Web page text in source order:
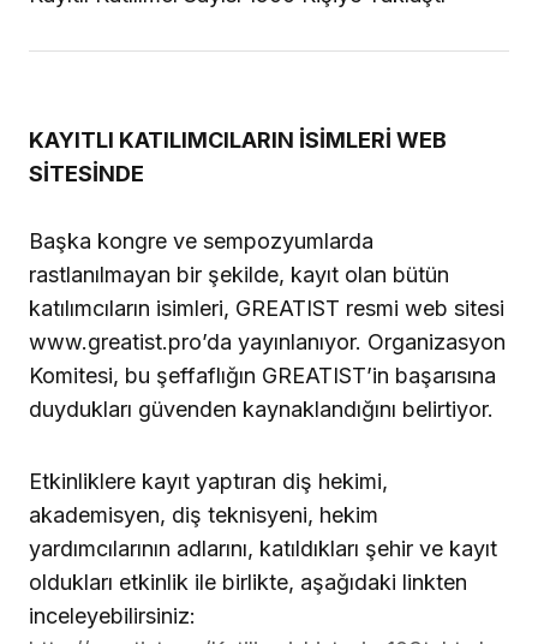
KAYITLI KATILIMCILARIN İSİMLERİ WEB
SİTESİNDE
Başka kongre ve sempozyumlarda
rastlanılmayan bir şekilde, kayıt olan bütün
katılımcıların isimleri, GREATIST resmi web sitesi
www.greatist.pro’da yayınlanıyor. Organizasyon
Komitesi, bu şeffaflığın GREATIST’in başarısına
duydukları güvenden kaynaklandığını belirtiyor.
Etkinliklere kayıt yaptıran diş hekimi,
akademisyen, diş teknisyeni, hekim
yardımcılarının adlarını, katıldıkları şehir ve kayıt
oldukları etkinlik ile birlikte, aşağıdaki linkten
inceleyebilirsiniz: